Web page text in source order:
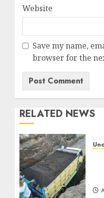
Website
Save my name,
browser for the
RELATED NEWS